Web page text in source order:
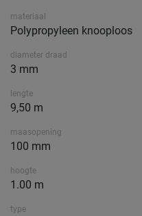
materiaal
Polypropyleen knooploos
diameter draad
3 mm
lengte
9,50 m
maasopening
100 mm
hoogte
1.00 m
type